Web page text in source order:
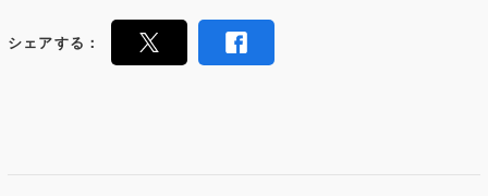
シェアする：